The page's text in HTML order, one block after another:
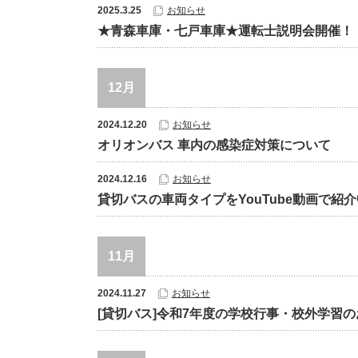
2025.3.25 お知らせ
★青森車庫・七戸車庫★運転士説明会開催！
12月
2024.12.20 お知らせ
オリオンバス 車内の感染症対策について
2024.12.16 お知らせ
貸切バスの車両タイプをYouTube動画で紹介
11月
2024.11.27 お知らせ
[貸切バス]令和7年度の学校行事・校外学習